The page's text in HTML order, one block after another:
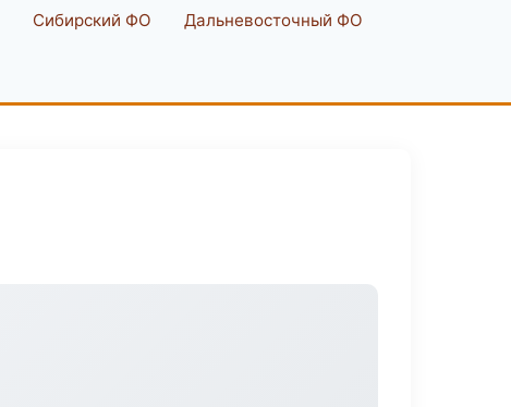
Сибирский ФО Дальневосточный ФО